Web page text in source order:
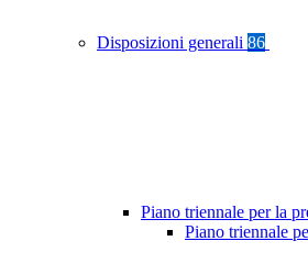
Disposizioni generali 86
Piano triennale per la
Piano triennale